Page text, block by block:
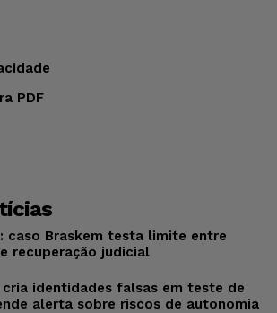
PDF
caso Braskem testa limite entre
recuperação judicial
identidades falsas em teste de
alerta sobre riscos de autonomia